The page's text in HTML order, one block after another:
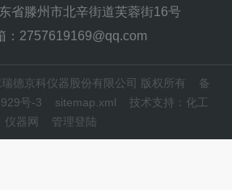
省滕州市北辛街道芙蓉街16号
：2757619169@qq.com
德京科仪器股份有限公司 版权所有 备
号-3
sitemap.xml 技术支持： 化工
仪器网
管理登陆